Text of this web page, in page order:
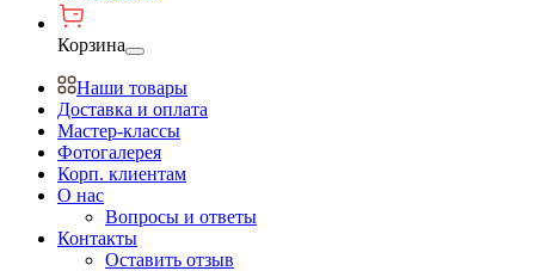
Корзина
Наши товары
Доставка и оплата
Мастер-классы
Фотогалерея
Корп. клиентам
О нас
Вопросы и ответы
Контакты
Оставить отзыв